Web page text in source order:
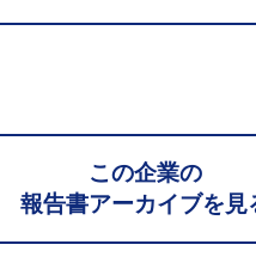
この企業の
報告書アーカイブを見